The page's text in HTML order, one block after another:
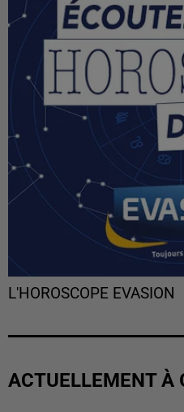
L'HOROSCOPE EVASION
ACTUELLEMENT À